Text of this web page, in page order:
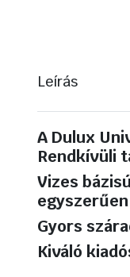
Leírás
A Dulux
Rendkívüli
Vizes
Gyors
Kiváló